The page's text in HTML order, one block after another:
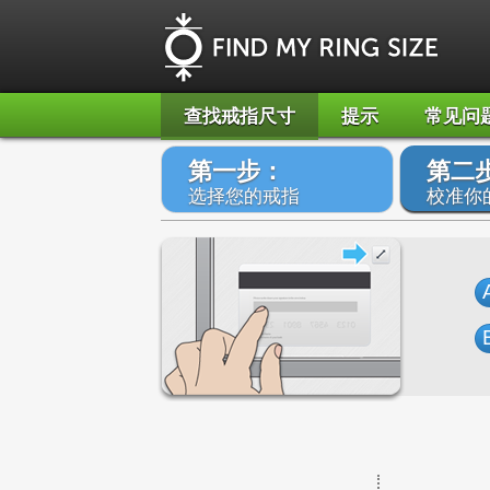
查找戒指尺寸 提示 常见问
第一步：
选择您的戒指
第二
校准你